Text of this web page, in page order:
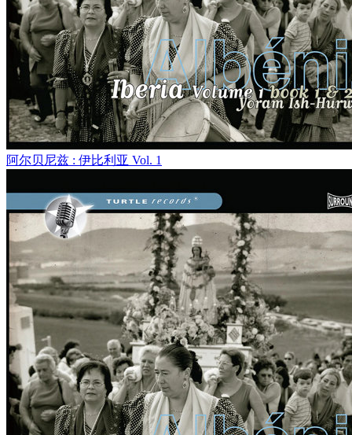
阿尔贝尼兹 : 伊比利亚 Vol. 1